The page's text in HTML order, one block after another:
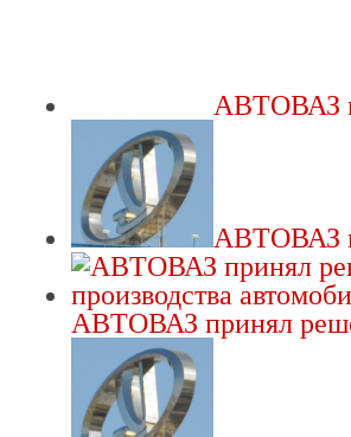
АВТОВАЗ
АВТОВАЗ
АВТОВАЗ принял